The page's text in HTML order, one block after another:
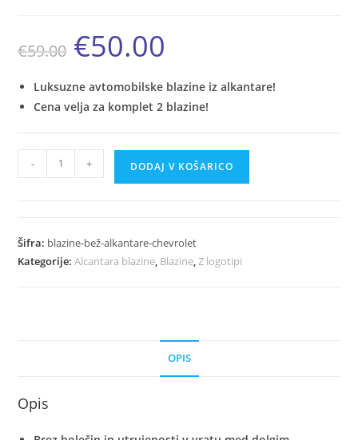
€59.00
Izvirna
cena
je
€59.00.
€50.00
Luksuzne avtomobilske blazine iz alkantare!
Cena velja za komplet 2 blazine!
Luksuzni
Bež
Iz
Alkantare
- + DODAJ V KOŠARICO
Šifra: blazine-bež-alkantare-chevrolet
Kategorije:Alcantara blazine, Blazine,Z logotipi
OPIS
Opis